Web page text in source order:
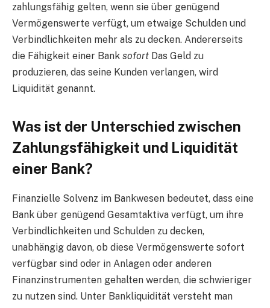
zahlungsfähig gelten, wenn sie über genügend
Vermögenswerte verfügt, um etwaige Schulden und
Verbindlichkeiten mehr als zu decken. Andererseits
die Fähigkeit einer Bank sofort Das Geld zu
produzieren, das seine Kunden verlangen, wird
Liquidität genannt.
Was ist der Unterschied zwischen
Zahlungsfähigkeit und Liquidität
einer Bank?
Finanzielle Solvenz im Bankwesen bedeutet, dass eine
Bank über genügend Gesamtaktiva verfügt, um ihre
Verbindlichkeiten und Schulden zu decken,
unabhängig davon, ob diese Vermögenswerte sofort
verfügbar sind oder in Anlagen oder anderen
Finanzinstrumenten gehalten werden, die schwieriger
zu nutzen sind. Unter Bankliquidität versteht man